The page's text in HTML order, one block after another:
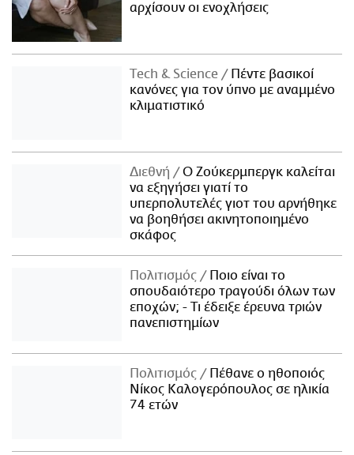
αρχίσουν οι ενοχλήσεις
Τech & Science
Πέντε βασικοί
κανόνες για τον ύπνο με αναμμένο
κλιματιστικό
Διεθνή
Ο Ζούκερμπεργκ καλείται
να εξηγήσει γιατί το
υπερπολυτελές γιοτ του αρνήθηκε
να βοηθήσει ακινητοποιημένο
σκάφος
Πολιτισμός
Ποιο είναι το
σπουδαιότερο τραγούδι όλων των
εποχών; - Τι έδειξε έρευνα τριών
πανεπιστημίων
Πολιτισμός
Πέθανε ο ηθοποιός
Νίκος Καλογερόπουλος σε ηλικία
74 ετών